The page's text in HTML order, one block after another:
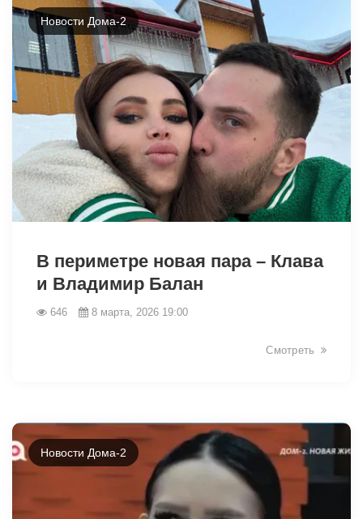
34170
Новости Дома-2
В периметре новая пара – Клава
и Владимир Балан
646 8 марта, 2026 19:00
Смотреть
Новости Дома-2